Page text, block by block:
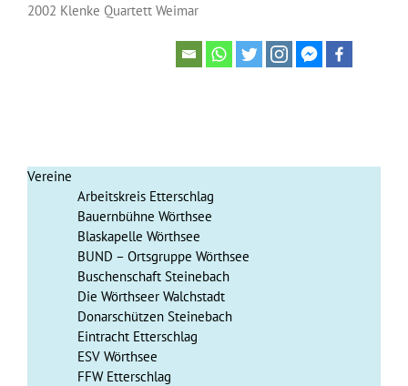
2002 Klenke Quartett Weimar
Vereine
Arbeitskreis Etterschlag
Bauernbühne Wörthsee
Blaskapelle Wörthsee
BUND – Ortsgruppe Wörthsee
Buschenschaft Steinebach
Die Wörthseer Walchstadt
Donarschützen Steinebach
Eintracht Etterschlag
ESV Wörthsee
FFW Etterschlag